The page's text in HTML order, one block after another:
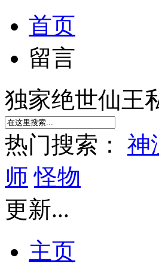
首页
留言
独家绝世仙王
热门搜索： 神
师 怪物
更新...
主页